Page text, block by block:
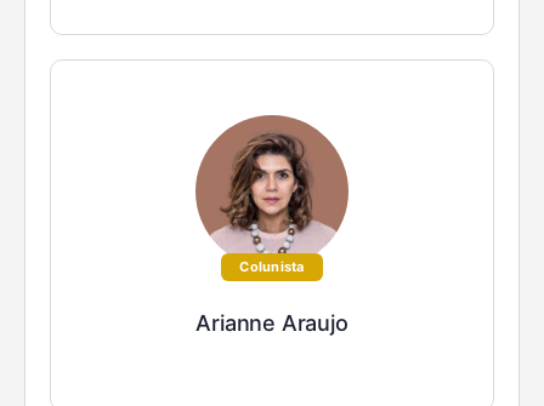
Colunista
Arianne Araujo